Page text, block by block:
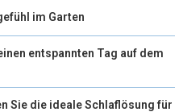
im Garten
entspannten Tag auf dem
Sie die ideale Schlaflösung für